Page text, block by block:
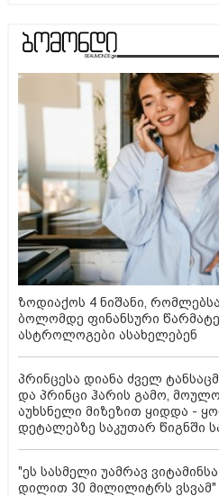
ზოდიაქოს 4 ნიშანი,
ბოლომდე ფინანსური
ასტროლოგები ასახელებენ
პრინცესა დიანა ძველ
და პრინცი ჰარის გამო,
აუხსნელი მიზეზით ყიდდა -
დეტალებზე საკუთარ წიგნში
"ეს სასმელი უამრავ
დილით 30 მილილიტრს ვსვამ"